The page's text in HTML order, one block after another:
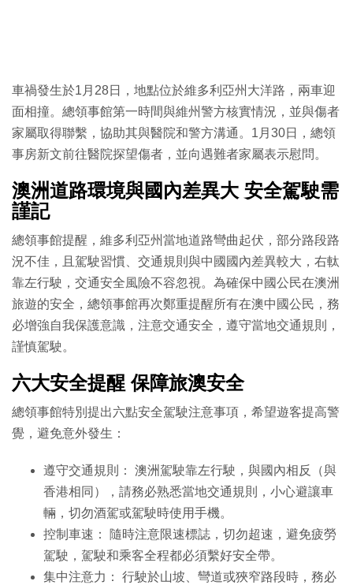
車禍發生於1月28日，地點位於維多利亞州大洋路，兩車迎
面相撞。總領事館第一時間與維州警方核實情況，並與傷者
家屬取得聯繫，協助其與醫院和警方溝通。1月30日，總領
事房新文前往醫院探望傷者，並向遇難者家屬表示慰問。
澳洲道路環境與國內差異大 安全駕駛需
謹記
總領事館提醒，維多利亞州當地道路彎曲起伏，部分路段路
況不佳，且駕駛習慣、交通規則與中國國內差異較大，右軚
靠左行駛，交通安全風險不容忽視。為確保中國公民在澳洲
旅遊的安全，總領事館再次鄭重提醒所有在澳中國公民，務
必增強自我保護意識，注意交通安全，遵守當地交通規則，
謹慎駕駛。
六大安全提醒 保障旅澳安全
總領事館特別提出六點安全駕駛注意事項，希望遊客提高警
覺，避免意外發生：
遵守交通規則： 澳洲駕駛靠左行駛，與國內相反（與
香港相同），請務必熟悉當地交通規則，小心避讓車
輛，切勿酒駕或駕駛時使用手機。
控制車速： 隨時注意限速標誌，切勿超速，避免疲勞
駕駛，駕駛和乘客全程都必須繫好安全帶。
集中注意力： 行駛於山坡、彎道或狹窄路段時，務必